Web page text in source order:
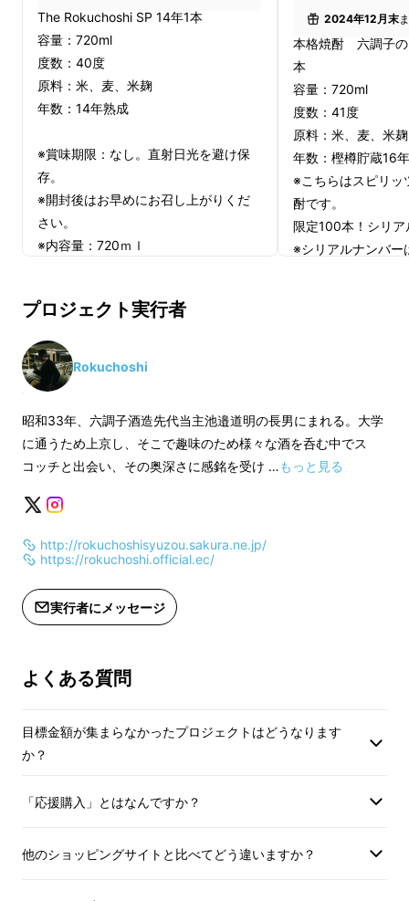
正確には、吸光度430nmと480nmで計測した
場合のいずれも0.08以下（ウイスキーの色濃
度の約10分の1以下）まで薄める必要があるの
です。残念ながら、いくら活性炭が色を抜くた
めのもであるとは言え、流石にここまで脱色し
てしまうと、樽由来の原酒の風味を多少損なっ
てしまうのは否めません。六調子酒造始め、樽
貯蔵を謳う蔵元は、このような規制を是正すべ
く、何年も議論を深めてきました。
を投じる様子
撤廃されることはないだろう。」という結論
方で裏話として発信していこうと思いますが、
今語れる範囲の内容については、下記の「社長
六調子酒造は1つの手段を得ることができまし
The Rokuchoshi SP 14年1本
容量：720ml
度数：40度
原料：米、麦、米麹
年数：14年熟成
※賞味期限：なし。直射日光を避け保
存。
※開封後はお早めにお召し上がりくだ
さい。
※内容量：720ｍｌ
適正請求書発行事業者登録番号：あり
（適正事業発行事業者登録の記載のあ
Makuakeメッセージにて実行者に直接
お問い合わせください）
インボイス（適格請求書）：対応可
2024年12月末
本格焼酎 六調子
本
容量：720ml
度数：41度
原料：米、麦、米麹
年数：樫樽貯蔵16
※こちらはスピリッ
酎です。
限定100本！シリ
※シリアルナンバー
The Rokuchoshi
容量：720ml
るインボイスが必
プロジェクト実行者
Rokuchoshi
昭和33年、六調子酒造先代当主池邉道明の長男にまれる。大学
に通うため上京し、そこで趣味のため様々な酒を呑む中でス
コッチと出会い、その奥深さに感銘を受け …もっと見る
http://rokuchoshisyuzou.sakura.ne.jp/
https://rokuchoshi.official.ec/
実行者にメッセージ
よくある質問
目標金額が集まらなかったプロジェクトはどうなります
か？
「応援購入」とはなんですか？
他のショッピングサイトと比べてどう違いますか？